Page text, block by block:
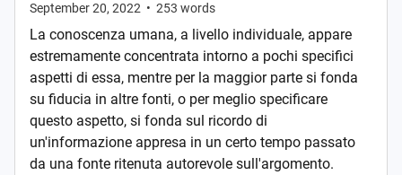
September 20, 2022 • 253 words
La conoscenza umana, a livello individuale, appare
estremamente concentrata intorno a pochi specifici
aspetti di essa, mentre per la maggior parte si fonda
su fiducia in altre fonti, o per meglio specificare
questo aspetto, si fonda sul ricordo di
un'informazione appresa in un certo tempo passato
da una fonte ritenuta autorevole sull'argomento.